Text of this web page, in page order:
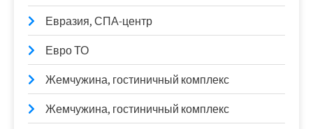
Евразия, СПА-центр
Евро ТО
Жемчужина, гостиничный комплекс
Жемчужина, гостиничный комплекс